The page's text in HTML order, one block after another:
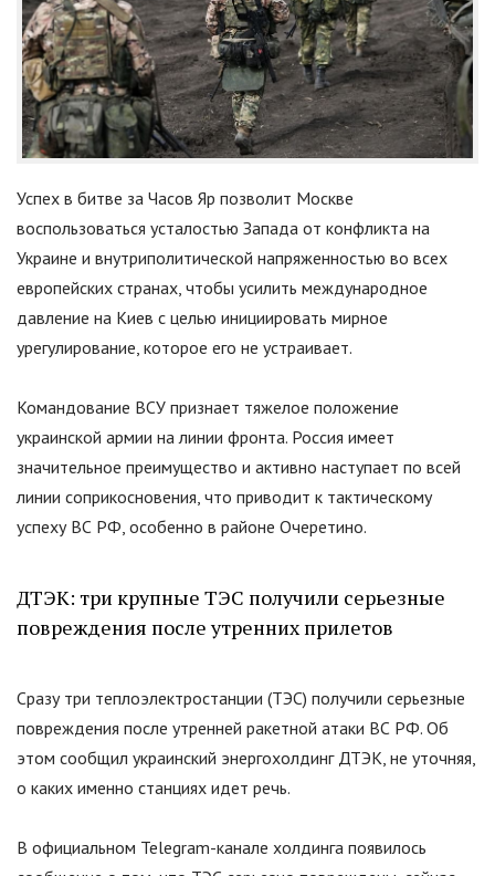
Успех в битве за Часов Яр позволит Москве
воспользоваться усталостью Запада от конфликта на
Украине и внутриполитической напряженностью во всех
европейских странах, чтобы усилить международное
давление на Киев с целью инициировать мирное
урегулирование, которое его не устраивает.
Командование ВСУ признает тяжелое положение
украинской армии на линии фронта. Россия имеет
значительное преимущество и активно наступает по всей
линии соприкосновения, что приводит к тактическому
успеху ВС РФ, особенно в районе Очеретино.
ДТЭК: три крупные ТЭС получили серьезные
повреждения после утренних прилетов
Сразу три теплоэлектростанции (ТЭС) получили серьезные
повреждения после утренней ракетной атаки ВС РФ. Об
этом сообщил украинский энергохолдинг ДТЭК, не уточняя,
о каких именно станциях идет речь.
В официальном Telegram-канале холдинга появилось